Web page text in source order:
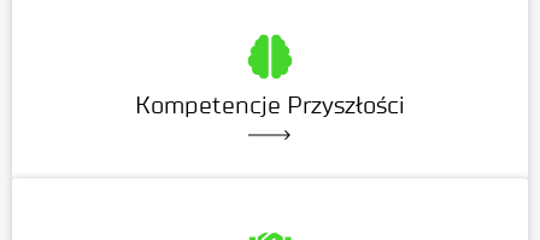
Kompetencje Przyszłości